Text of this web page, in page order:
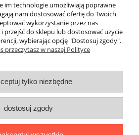
Pomoc
Dostawa
i zwroty
O firmie
im technologie umożliwiają poprawne
nam dostosować ofertę do Twoich
wykorzystanie przez nas
przejść do sklepu lub dostosować użycie
wybierając opcję "Dostosuj zgody".
przeczytasz w naszej Polityce
tylko niezbędne
dostosuj zgody